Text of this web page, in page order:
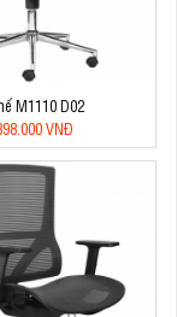
M1110 D02
VNĐ